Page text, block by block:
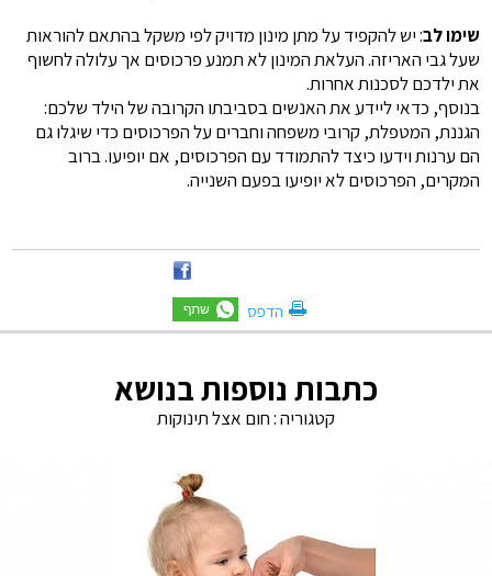
שימו לב: יש להקפיד על מתן מינון מדויק לפי משקל בהתאם להוראות
שעל גבי האריזה. העלאת המינון לא תמנע פרכוסים אך עלולה לחשוף
את ילדכם לסכנות אחרות.
בנוסף, כדאי ליידע את האנשים בסביבתו הקרובה של הילד שלכם:
הגננת, המטפלת, קרובי משפחה וחברים על הפרכוסים כדי שיגלו גם
הם ערנות וידעו כיצד להתמודד עם הפרכוסים, אם יופיעו. ברוב
המקרים, הפרכוסים לא יופיעו בפעם השנייה.
הדפס
כתבות נוספות בנושא
קטגוריה :חום אצל תינוקות